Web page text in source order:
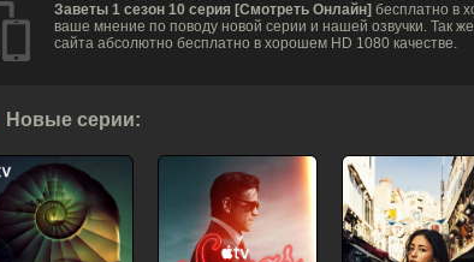
Заветы 1 сезон 10 серия [Смотреть Онлайн] бесплатно в
ваше мнение по поводу новой серии и нашей озвучки. Так
сайта абсолютно бесплатно в хорошем HD 1080 качестве.
Новые серии: